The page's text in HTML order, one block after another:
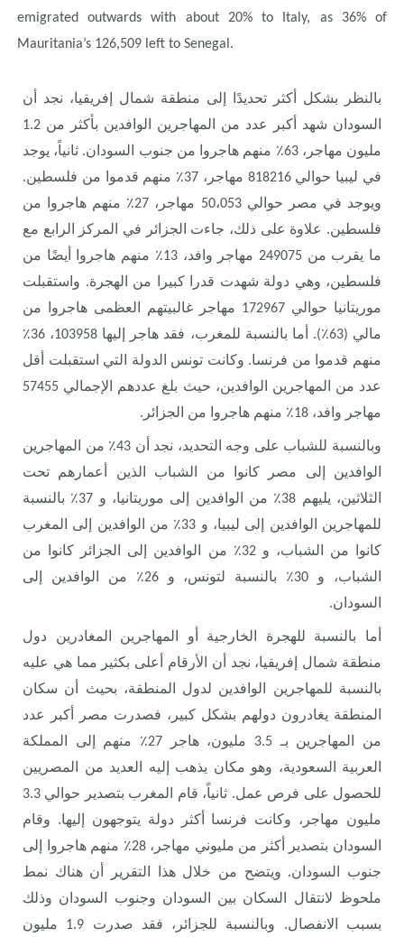
emigrated outwards with about 20% to Italy, as 36% of
Mauritania’s 126,509 left to Senegal.
بالنظر بشكل أكثر تحديدًا إلى منطقة شمال إفريقيا، نجد أن
السودان شهد أكبر عدد من المهاجرين الوافدين بأكثر من 1.2
مليون مهاجر، 63٪ منهم هاجروا من جنوب السودان. ثانياً، يوجد
في ليبيا حوالي 818216 مهاجر، 37٪ منهم قدموا من فلسطين.
ويوجد في مصر حوالي 50،053 مهاجر، 27٪ منهم هاجروا من
فلسطين. علاوة على ذلك، جاءت الجزائر في المركز الرابع مع
ما يقرب من 249075 مهاجر وافد، 13٪ منهم هاجروا أيضًا من
فلسطين، وهي دولة شهدت قدرا كبيرا من الهجرة. واستقبلت
موريتانيا حوالي 172967 مهاجر غالبيتهم العظمى هاجروا من
مالي (63٪). أما بالنسبة للمغرب، فقد هاجر إليها 103958، 36٪
منهم قدموا من فرنسا. وكانت تونس الدولة التي استقبلت أقل
عدد من المهاجرين الوافدين، حيث بلغ عددهم الإجمالي 57455
مهاجر وافد، 18٪ منهم هاجروا من الجزائر
.
وبالنسبة للشباب على وجه التحديد، نجد أن 43٪ من المهاجرين
الوافدين إلى مصر كانوا من الشباب الذين أعمارهم تحت
الثلاثين، يليهم 38٪ من الوافدين إلى موريتانيا، و 37٪ بالنسبة
للمهاجرين الوافدين إلى ليبيا، و 33٪ من الوافدين إلى المغرب
كانوا من الشباب، و 32٪ من الوافدين إلى الجزائر كانوا من
الشباب، و 30٪ بالنسبة لتونس، و 26٪ من الوافدين إلى
السودان.
أما بالنسبة للهجرة الخارجية أو المهاجرين المغادرين دول
منطقة شمال إفريقيا، نجد أن الأرقام أعلى بكثير مما هي عليه
بالنسبة للمهاجرين الوافدين لدول المنطقة، بحيث أن سكان
المنطقة يغادرون دولهم بشكل كبير، فصدرت مصر أكبر عدد
من المهاجرين بـ 3.5 مليون، هاجر 27٪ منهم إلى المملكة
العربية السعودية، وهو مكان يذهب إليه العديد من المصريين
للحصول على فرص عمل. ثانياً، قام المغرب بتصدير حوالي 3.3
مليون مهاجر، وكانت فرنسا أكثر دولة يتوجهون إليها. وقام
السودان بتصدير أكثر من مليوني مهاجر، 28٪ منهم هاجروا إلى
جنوب السودان. ويتضح من خلال هذا التقرير أن هناك نمط
ملحوظ لانتقال السكان بين السودان وجنوب السودان وذلك
بسبب الانفصال. وبالنسبة للجزائر، فقد صدرت 1.9 مليون